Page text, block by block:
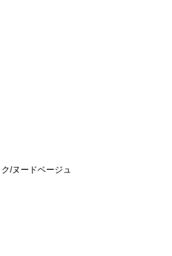
/ヌードベージュ